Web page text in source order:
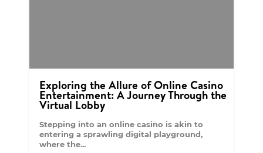
Exploring the Allure of Online Casino
Entertainment: A Journey Through the
Virtual Lobby
Stepping into an online casino is akin to
entering a sprawling digital playground,
where the...